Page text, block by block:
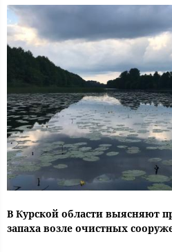
В Курской области выясняют
запаха возле очистных